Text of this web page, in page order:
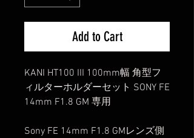
Add to Cart
KANI HT100 III 100mm幅 角型フ
ィルターホルダーセット SONY FE
14mm F1.8 GM 専用
Sony FE 14mm F1.8 GMレンズ側